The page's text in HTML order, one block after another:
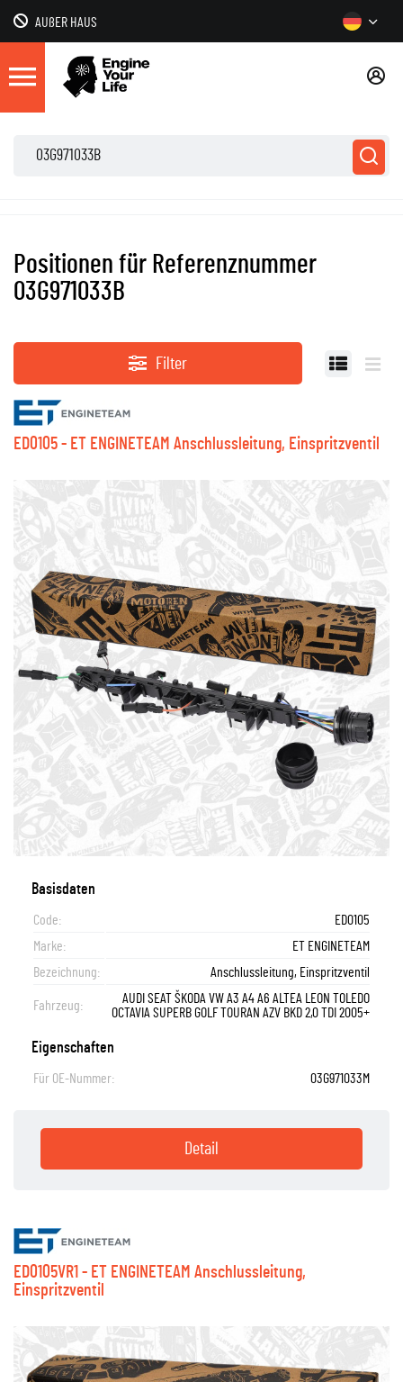
AUßER HAUS
Positionen für Referenznummer
03G971033B
Filter
ED0105 - ET ENGINETEAM Anschlussleitung, Einspritzventil
Basisdaten
Code:
ED0105
Marke:
ET ENGINETEAM
Bezeichnung:
Anschlussleitung, Einspritzventil
Fahrzeug:
AUDI SEAT ŠKODA VW A3 A4 A6 ALTEA LEON TOLEDO
OCTAVIA SUPERB GOLF TOURAN AZV BKD 2,0 TDI 2005+
Eigenschaften
Für OE-Nummer: 03G971033M
Detail
ED0105VR1 - ET ENGINETEAM Anschlussleitung,
Einspritzventil